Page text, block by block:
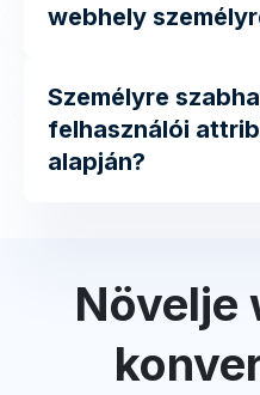
webhely
Személyre
felhasználói
alapján?
Növelje